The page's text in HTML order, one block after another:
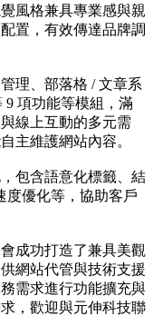
風格兼具專業感與親
置，有效傳達品牌調
理、部落格 / 文章系
9 項功能等模組，滿
線上互動的多元需
主維護網站內容。
包含語意化標籤、結
度優化等，協助客戶
成功打造了兼具美觀
網站代管與技術支援
需求進行功能擴充與
，歡迎與元伸科技聯